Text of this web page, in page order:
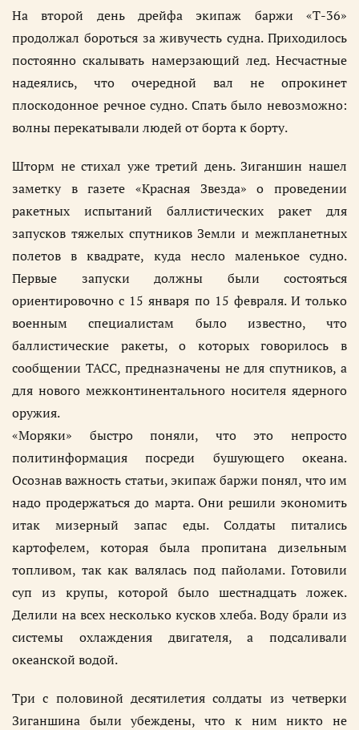
На второй день дрейфа экипаж баржи «Т-36»
продолжал бороться за живучесть судна. Приходилось
постоянно скалывать намерзающий лед. Несчастные
надеялись, что очередной вал не опрокинет
плоскодонное речное судно. Спать было невозможно:
волны перекатывали людей от борта к борту.
Шторм не стихал уже третий день. Зиганшин нашел
заметку в газете «Красная Звезда» о проведении
ракетных испытаний баллистических ракет для
запусков тяжелых спутников Земли и межпланетных
полетов в квадрате, куда несло маленькое судно.
Первые запуски должны были состояться
ориентировочно с 15 января по 15 февраля. И только
военным специалистам было известно, что
баллистические ракеты, о которых говорилось в
сообщении ТАСС, предназначены не для спутников, а
для нового межконтинентального носителя ядерного
оружия.
«Моряки» быстро поняли, что это непросто
политинформация посреди бушующего океана.
Осознав важность статьи, экипаж баржи понял, что им
надо продержаться до марта. Они решили экономить
итак мизерный запас еды. Солдаты питались
картофелем, которая была пропитана дизельным
топливом, так как валялась под пайолами. Готовили
суп из крупы, которой было шестнадцать ложек.
Делили на всех несколько кусков хлеба. Воду брали из
системы охлаждения двигателя, а подсаливали
океанской водой.
Три с половиной десятилетия солдаты из четверки
Зиганшина были убеждены, что к ним никто не